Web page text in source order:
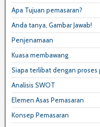
Apa Tujuan pemasaran?
Anda tanya, Gambar Jawab!
Penjenamaan
Kuasa membawang
Siapa terlibat dengan proses
Analisis SWOT
Elemen Asas Pemasaran
Konsep Pemasaran